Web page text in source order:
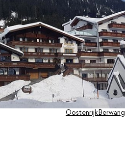
OostenrijkBerwang